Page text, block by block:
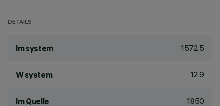
DETAILS
lm system 1572.5
W system 12.9
lm Quelle 1850